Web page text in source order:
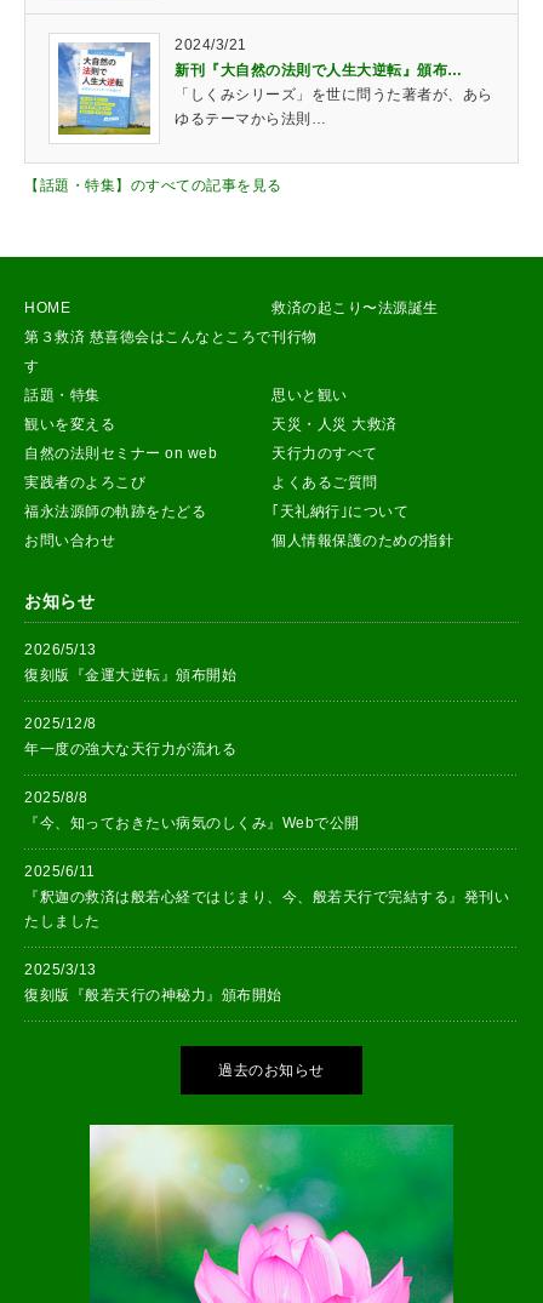
2024/3/21
新刊『大自然の法則で人生大逆転』頒布…
「しくみシリーズ」を世に問うた著者が、あら
ゆるテーマから法則…
【話題・特集】のすべての記事を見る
HOME
救済の起こり〜法源誕生
第３救済 慈喜徳会はこんなところで
す
刊行物
話題・特集
思いと観い
観いを変える
天災・人災 大救済
自然の法則セミナー on web
天行力のすべて
実践者のよろこび
よくあるご質問
福永法源師の軌跡をたどる
｢天礼納行｣について
お問い合わせ
個人情報保護のための指針
お知らせ
2026/5/13
復刻版『金運大逆転』頒布開始
2025/12/8
年一度の強大な天行力が流れる
2025/8/8
『今、知っておきたい病気のしくみ』Webで公開
2025/6/11
『釈迦の救済は般若心経ではじまり、今、般若天行で完結する』発刊い
たしました
2025/3/13
復刻版『般若天行の神秘力』頒布開始
過去のお知らせ